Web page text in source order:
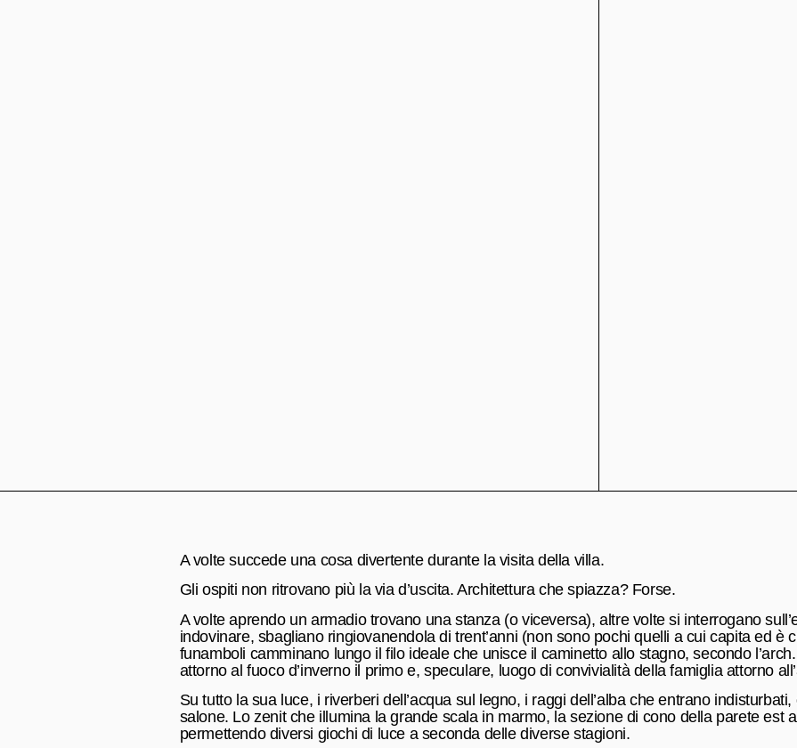
A volte succede una cosa divertente durante la visita della villa.
Gli ospiti non ritrovano più la via d’uscita. Architettura che spiazza? Forse.
A volte aprendo un armadio trovano una stanza (o viceversa), altre volte si interrogano
indovinare, sbagliano ringiovanendola di trent’anni (non sono pochi quelli a cui capita ed è
funamboli camminano lungo il filo ideale che unisce il caminetto allo stagno, secondo
attorno al fuoco d’inverno il primo e, speculare, luogo di convivialità della famiglia attorno
Su tutto la sua luce, i riverberi dell’acqua sul legno, i raggi dell’alba che entrano
salone. Lo zenit che illumina la grande scala in marmo, la sezione di cono della parete est
permettendo diversi giochi di luce a seconda delle diverse stagioni.